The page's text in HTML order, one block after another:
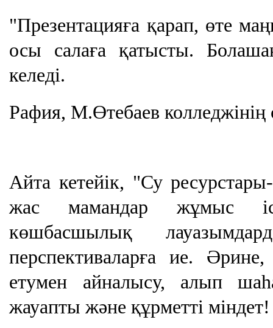
"Презентацияға қарап, өте
осы салаға қатысты.
келеді.
Рафия, М.Өтебаев колледжінің
Айта кетейік, "Су
жас мамандар жұмыс
көшбасшылық
перспективаларға ие. Ә
етумен айналысу, алып
жауапты және құрметті міндет!